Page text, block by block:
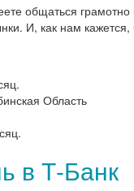
общаться
И, как нам кажется,
Область
в Т-Банк